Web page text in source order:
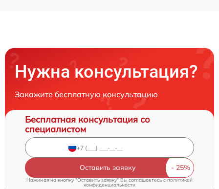
Нужна консультация?
Закажите бесплатную консультацию
Бесплатная консультация со
специалистом
Оставить заявку
Нажимая на кнопку "Оставить заявку" Вы соглашаетесь c политикой
конфиденциальности